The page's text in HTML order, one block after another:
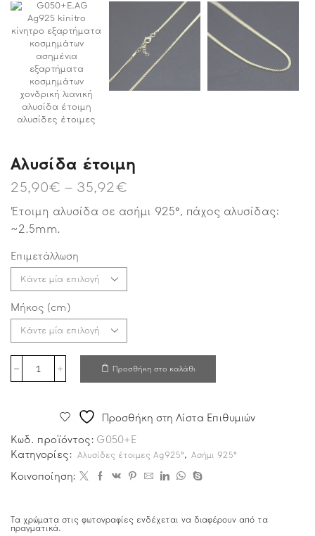
Αλυσίδα έτοιμη
25,90€ – 35,92€
Έτοιμη αλυσίδα σε ασήμι 925°, πάχος αλυσίδας:
~2.5mm.
Επιμετάλλωση
Μήκος (cm)
Προσθήκη στο καλάθι
Προσθήκη στη Λίστα Επιθυμιών
Κωδ. προϊόντος: G050+E
Κατηγορίες: Αλυσίδες έτοιμες Ag925°, Ασήμι 925°
Κοινοποίηση:
Τα χρώματα στις φωτογραφίες ενδέχεται να διαφέρουν από τα
πραγματικά.